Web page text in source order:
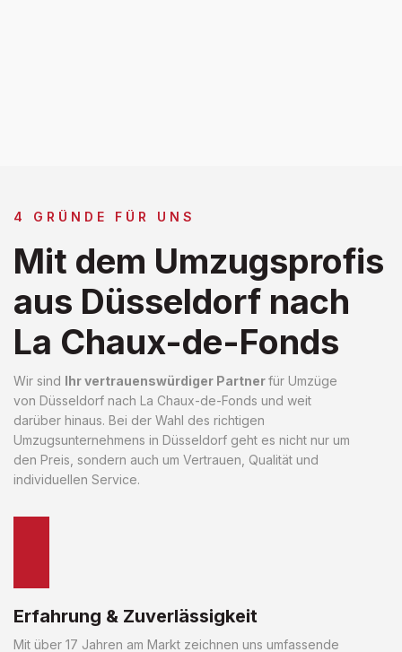
4 GRÜNDE FÜR UNS
Mit dem Umzugsprofis
aus Düsseldorf nach
La Chaux-de-Fonds
Wir sind Ihr vertrauenswürdiger Partnerfür Umzüge
von Düsseldorf nach La Chaux-de-Fonds und weit
darüber hinaus. Bei der Wahl des richtigen
Umzugsunternehmens in Düsseldorf geht es nicht nur um
den Preis, sondern auch um Vertrauen, Qualität und
individuellen Service.
Erfahrung & Zuverlässigkeit
Mit über 17 Jahren am Markt zeichnen uns umfassende